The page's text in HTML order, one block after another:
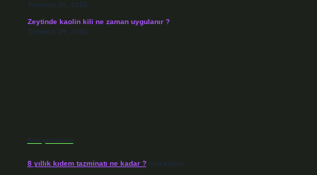
Temmuz 30, 2026
Zeytinde kaolin kili ne zaman uygulanır ?
Temmuz 29, 2026
Son yorumlar
8 yıllık kıdem tazminatı ne kadar ?için admin